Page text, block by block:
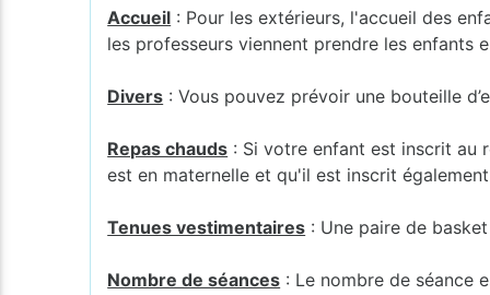
Accueil : Pour les extérieurs, l'accueil des
les professeurs viennent prendre les enfants
Divers : Vous pouvez prévoir une bouteille
Repas chauds : Si votre enfant est inscrit au
est en maternelle et qu'il est inscrit
Tenues vestimentaires : Une paire de
Nombre de séances : Le nombre de séance